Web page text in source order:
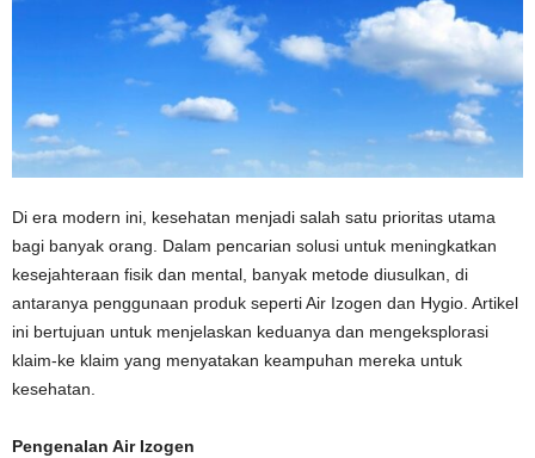
Di era modern ini, kesehatan menjadi salah satu prioritas utama
bagi banyak orang. Dalam pencarian solusi untuk meningkatkan
kesejahteraan fisik dan mental, banyak metode diusulkan, di
antaranya penggunaan produk seperti Air Izogen dan Hygio. Artikel
ini bertujuan untuk menjelaskan keduanya dan mengeksplorasi
klaim-ke klaim yang menyatakan keampuhan mereka untuk
kesehatan.
Pengenalan Air Izogen